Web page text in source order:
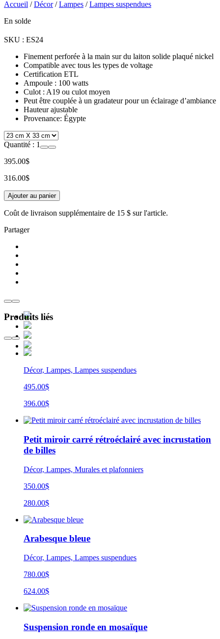
Accueil /Décor/Lampes /Lampes suspendues
En solde
SKU : ES24
Finement perforée à la main sur du laiton solide plaqué nickel
Compatible avec tous les types de voltage
Certification ETL
Ampoule : 100 watts
Culot : A19 ou culot moyen
Peut être couplée à un gradateur pour un éclairage d’ambiance
Hauteur ajustable
Provenance: Égypte
Quantité : 1
395.00$
316.00$
Ajouter au panier
Coût de livraison supplémentaire de 15 $ sur l'article.
Partager
Produits liés
Décor, Lampes, Lampes suspendues
495.00$
396.00$
Petit miroir carré rétroéclairé avec incrustation
de billes
Décor, Lampes, Murales et plafonniers
350.00$
280.00$
Arabesque bleue
Décor, Lampes, Lampes suspendues
780.00$
624.00$
Suspension ronde en mosaïque